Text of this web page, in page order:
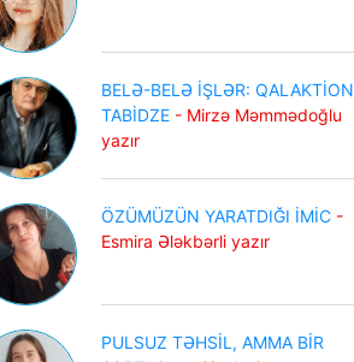
BELƏ-BELƏ İŞLƏR: QALAKTİON
TABİDZE - Mirzə Məmmədoğlu
yazır
ÖZÜMÜZÜN YARATDIĞI İMİC -
Esmira Ələkbərli yazır
PULSUZ TƏHSİL, AMMA BİR